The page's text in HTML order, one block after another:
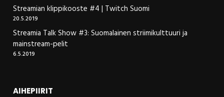
Streamian klippikooste #4 | Twitch Suomi
20.5.2019
Streamia Talk Show #3: Suomalainen striimikulttuuri ja
mainstream-pelit
6.5.2019
AIHEPIIRIT